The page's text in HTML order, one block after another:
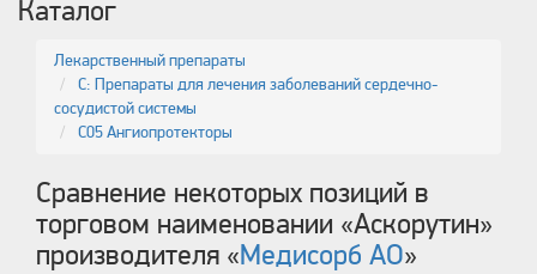
Каталог
Лекарственный препараты
C: Препараты для лечения заболеваний сердечно-
сосудистой системы
C05 Ангиопротекторы
Сравнение некоторых позиций в
торговом наименовании «Аскорутин»
производителя «Медисорб АО»